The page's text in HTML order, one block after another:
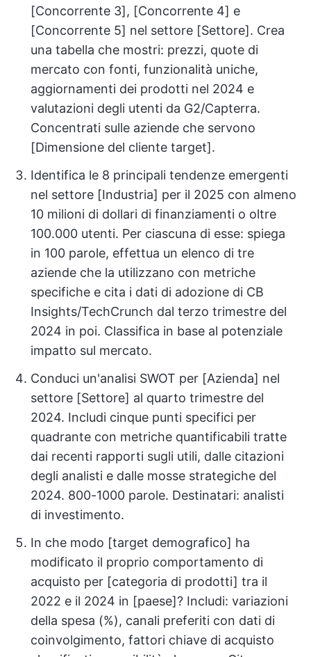
[Concorrente 3], [Concorrente 4] e
[Concorrente 5] nel settore [Settore]. Crea
una tabella che mostri: prezzi, quote di
mercato con fonti, funzionalità uniche,
aggiornamenti dei prodotti nel 2024 e
valutazioni degli utenti da G2/Capterra.
Concentrati sulle aziende che servono
[Dimensione del cliente target].
Identifica le 8 principali tendenze emergenti
nel settore [Industria] per il 2025 con almeno
10 milioni di dollari di finanziamenti o oltre
100.000 utenti. Per ciascuna di esse: spiega
in 100 parole, effettua un elenco di tre
aziende che la utilizzano con metriche
specifiche e cita i dati di adozione di CB
Insights/TechCrunch dal terzo trimestre del
2024 in poi. Classifica in base al potenziale
impatto sul mercato.
Conduci un'analisi SWOT per [Azienda] nel
settore [Settore] al quarto trimestre del
2024. Includi cinque punti specifici per
quadrante con metriche quantificabili tratte
dai recenti rapporti sugli utili, dalle citazioni
degli analisti e dalle mosse strategiche del
2024. 800-1000 parole. Destinatari: analisti
di investimento.
In che modo [target demografico] ha
modificato il proprio comportamento di
acquisto per [categoria di prodotti] tra il
2022 e il 2024 in [paese]? Includi: variazioni
della spesa (%), canali preferiti con dati di
coinvolgimento, fattori chiave di acquisto